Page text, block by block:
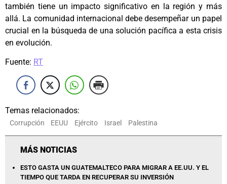
también tiene un impacto significativo en la región y más
allá. La comunidad internacional debe desempeñar un papel
crucial en la búsqueda de una solución pacífica a esta crisis
en evolución.
Fuente: RT
Temas relacionados:
Corrupción EEUU Ejército Israel Palestina
MÁS NOTICIAS
ESTO GASTA UN GUATEMALTECO PARA MIGRAR A EE.UU. Y EL
TIEMPO QUE TARDA EN RECUPERAR SU INVERSIÓN